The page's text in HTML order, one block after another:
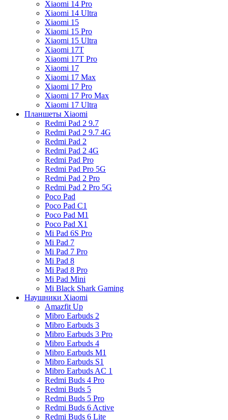
Xiaomi 14 Pro
Xiaomi 14 Ultra
Xiaomi 15
Xiaomi 15 Pro
Xiaomi 15 Ultra
Xiaomi 17T
Xiaomi 17T Pro
Xiaomi 17
Xiaomi 17 Max
Xiaomi 17 Pro
Xiaomi 17 Pro Max
Xiaomi 17 Ultra
Планшеты Xiaomi
Redmi Pad 2 9.7
Redmi Pad 2 9.7 4G
Redmi Pad 2
Redmi Pad 2 4G
Redmi Pad Pro
Redmi Pad Pro 5G
Redmi Pad 2 Pro
Redmi Pad 2 Pro 5G
Poco Pad
Poco Pad C1
Poco Pad M1
Poco Pad X1
Mi Pad 6S Pro
Mi Pad 7
Mi Pad 7 Pro
Mi Pad 8
Mi Pad 8 Pro
Mi Pad Mini
Mi Black Shark Gaming
Наушники Xiaomi
Amazfit Up
Mibro Earbuds 2
Mibro Earbuds 3
Mibro Earbuds 3 Pro
Mibro Earbuds 4
Mibro Earbuds M1
Mibro Earbuds S1
Mibro Earbuds AC 1
Redmi Buds 4 Pro
Redmi Buds 5
Redmi Buds 5 Pro
Redmi Buds 6 Active
Redmi Buds 6 Lite